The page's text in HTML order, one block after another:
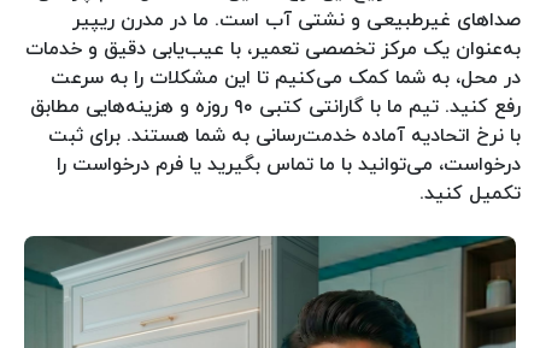
صداهای غیرطبیعی و نشتی آب است. ما در مدرن ریپیر
به‌عنوان یک مرکز تخصصی تعمیر، با عیب‌یابی دقیق و خدمات
در محل، به شما کمک می‌کنیم تا این مشکلات را به سرعت
رفع کنید. تیم ما با گارانتی کتبی ۹۰ روزه و هزینه‌هایی مطابق
با نرخ اتحادیه آماده خدمت‌رسانی به شما هستند. برای ثبت
درخواست، می‌توانید با ما تماس بگیرید یا فرم درخواست را
تکمیل کنید.